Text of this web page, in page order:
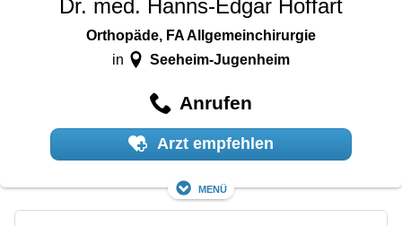
Dr. med. Hanns-Edgar Hoffart
Orthopäde, FA Allgemeinchirurgie
in Seeheim-Jugenheim
Anrufen
Arzt empfehlen
Menü